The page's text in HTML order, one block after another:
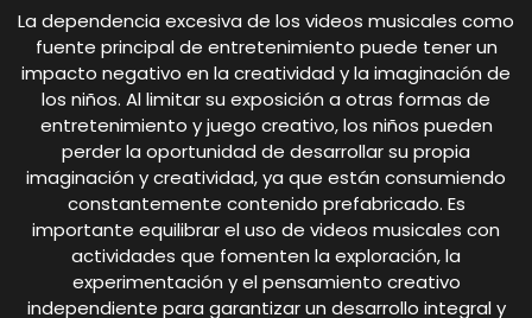
La dependencia excesiva de los videos musicales como
fuente principal de entretenimiento puede tener un
impacto negativo en la creatividad y la imaginación de
los niños. Al limitar su exposición a otras formas de
entretenimiento y juego creativo, los niños pueden
perder la oportunidad de desarrollar su propia
imaginación y creatividad, ya que están consumiendo
constantemente contenido prefabricado. Es
importante equilibrar el uso de videos musicales con
actividades que fomenten la exploración, la
experimentación y el pensamiento creativo
independiente para garantizar un desarrollo integral y